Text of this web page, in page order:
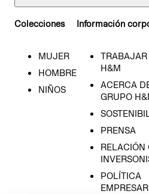
Colecciones
MUJER
HOMBRE
NIÑOS
Información
TRABAJAR
H&M
ACERCA
GRUPO
PRENSA
RELACIÓN
POLÍTICA